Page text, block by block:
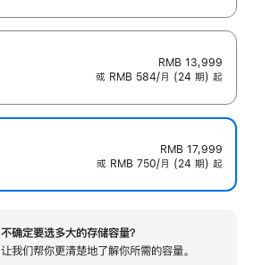
RMB 13,999
或 RMB 584/月 (24 期) 起
RMB 17,999
或 RMB 750/月 (24 期) 起
不确定要选多大的存储容量？
让我们帮你更清楚地了解你所需的容‍量‍。